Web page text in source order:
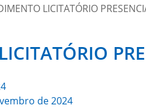
LICITATÓRIO
de 2024